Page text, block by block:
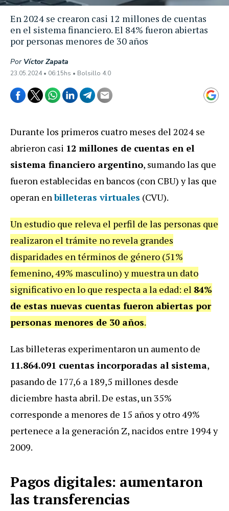
En 2024 se crearon casi 12 millones de cuentas
en el sistema financiero. El 84% fueron abiertas
por personas menores de 30 años
Por Víctor Zapata
23.05.2024 • 06:15hs • Bolsillo 4.0
Durante los primeros cuatro meses del 2024 se
abrieron casi 12 millones de cuentas en el
sistema financiero argentino, sumando las que
fueron establecidas en bancos (con CBU) y las que
operan enbilleteras virtuales (CVU).
Un estudio que releva el perfil de las personas que
realizaron el trámite no revela grandes
disparidades en términos de género (51%
femenino, 49% masculino) y muestra un dato
significativo en lo que respecta a la edad: el 84%
de estas nuevas cuentas fueron abiertas por
personas menores de 30 años.
Las billeteras experimentaron un aumento de
11.864.091 cuentas incorporadas al sistema,
pasando de 177,6 a 189,5 millones desde
diciembre hasta abril. De estas, un 35%
corresponde a menores de 15 años y otro 49%
pertenece a la generación Z, nacidos entre 1994 y
2009.
Pagos digitales: aumentaron
las transferencias